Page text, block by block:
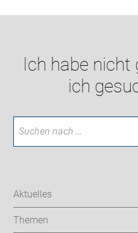
Ich habe nicht
ich
Aktuelles
Themen